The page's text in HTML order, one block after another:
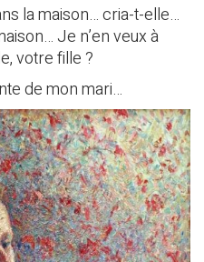
la maison… cria-t-elle…
Je n’en veux à
votre fille ?
de mon mari…